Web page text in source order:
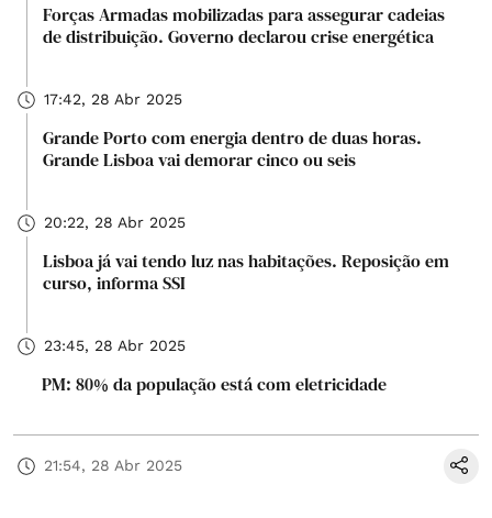
Forças Armadas mobilizadas para assegurar cadeias
de distribuição. Governo declarou crise energética
17:42, 28 Abr 2025
Grande Porto com energia dentro de duas horas.
Grande Lisboa vai demorar cinco ou seis
20:22, 28 Abr 2025
Lisboa já vai tendo luz nas habitações. Reposição em
curso, informa SSI
23:45, 28 Abr 2025
PM: 80% da população está com eletricidade
21:54, 28 Abr 2025